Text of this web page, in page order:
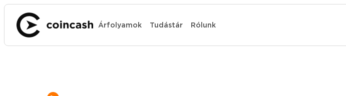
Árfolyamok Tudástár Rólunk